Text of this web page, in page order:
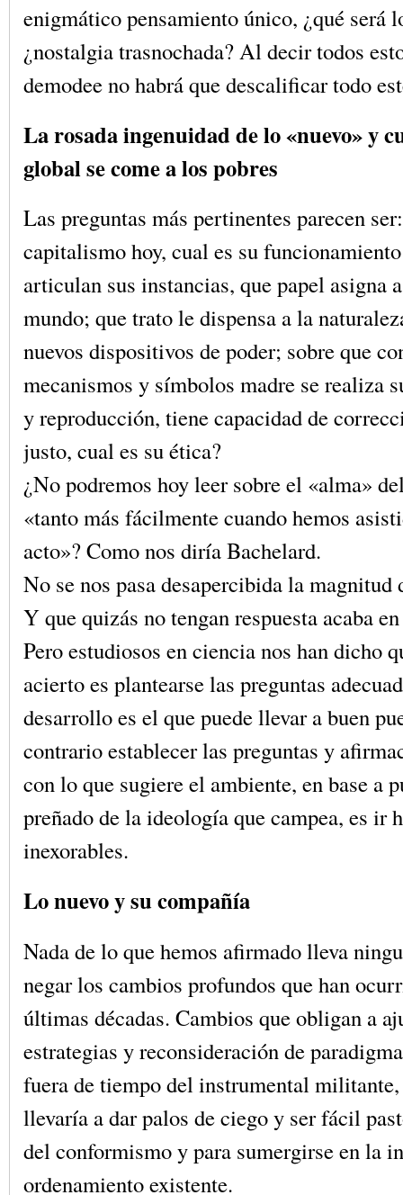
enigmático pensamiento único, ¿qué será
¿nostalgia trasnochada? Al decir todos
demodee no habrá que descalificar todo
La rosada ingenuidad de lo «nuevo» y
global se come a los pobres
Las preguntas más pertinentes parecen
capitalismo hoy, cual es su
articulan sus instancias, que papel asigna
mundo; que trato le dispensa a la
nuevos dispositivos de poder; sobre que
mecanismos y símbolos madre se realiza
y reproducción, tiene capacidad de
justo, cual es su ética?
¿No podremos hoy leer sobre el «alma»
«tanto más fácilmente cuando hemos
acto»? Como nos diría Bachelard.
No se nos pasa desapercibida la magnitud
Y que quizás no tengan respuesta acaba
Pero estudiosos en ciencia nos han dicho
acierto es plantearse las preguntas
desarrollo es el que puede llevar a buen
contrario establecer las preguntas y
con lo que sugiere el ambiente, en base a
preñado de la ideología que campea, es ir
inexorables.
Lo nuevo y su compañía
Nada de lo que hemos afirmado lleva
negar los cambios profundos que han
últimas décadas. Cambios que obligan a
estrategias y reconsideración de
fuera de tiempo del instrumental militante,
llevaría a dar palos de ciego y ser fácil
del conformismo y para sumergirse en la
ordenamiento existente.